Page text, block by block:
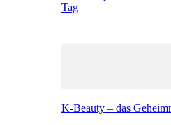
Tag
K-Beauty – das